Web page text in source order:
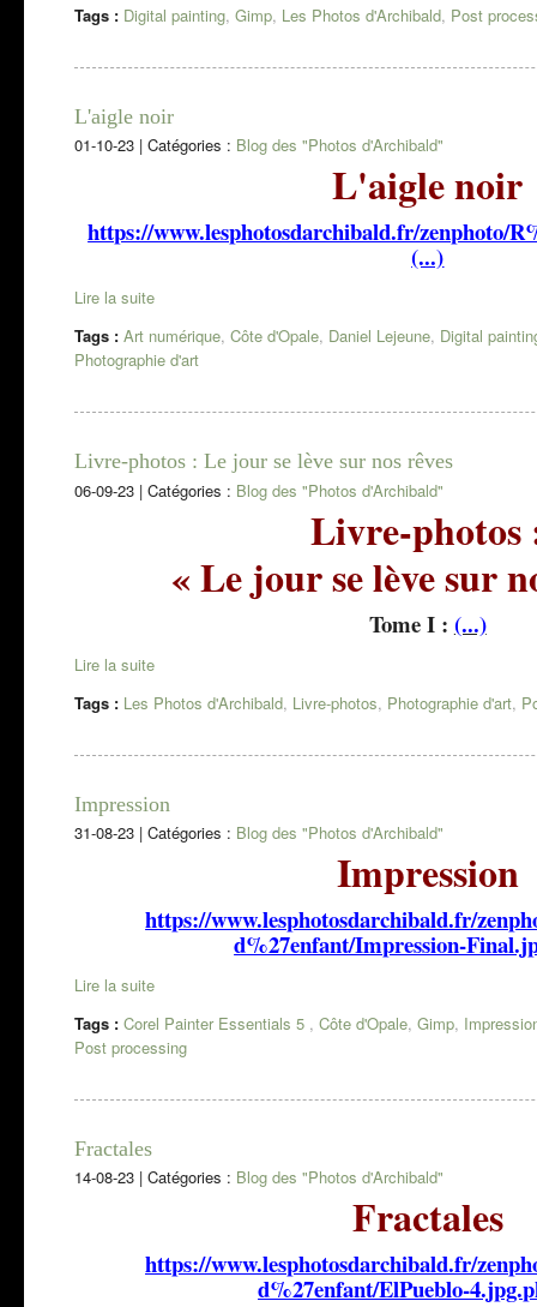
Tags : Digital painting, Gimp, Les Photos d'Archibald, Post
L'aigle noir
01-10-23 | Catégories : Blog des "Photos d'Archibald"
L'aigle noir
https://www.lesphotosdarchibald.fr/zenphoto/
(...)
Lire la suite
Tags : Art numérique, Côte d'Opale, Daniel Lejeune, Digital
Photographie d'art
Livre-photos : Le jour se lève sur nos rêves
06-09-23 | Catégories : Blog des "Photos d'Archibald"
Livre-photos
« Le jour se lève sur
Tome I : (...)
Lire la suite
Tags : Les Photos d'Archibald, Livre-photos, Photographie d'art,
Impression
31-08-23 | Catégories : Blog des "Photos d'Archibald"
Impression
https://www.lesphotosdarchibald.fr/
d%27enfant/Impression-
Lire la suite
Tags : Corel Painter Essentials 5 , Côte d'Opale, Gimp,
Post processing
Fractales
14-08-23 | Catégories : Blog des "Photos d'Archibald"
Fractales
https://www.lesphotosdarchibald.fr/
d%27enfant/ElPueblo-